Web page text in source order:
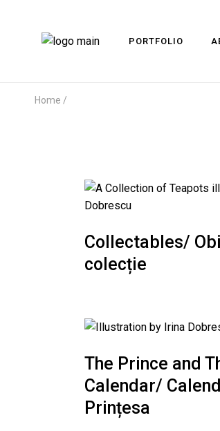
PORTFOLIO
Home
Collectables/
colecție
The Prince and
Calendar/
Prințesa